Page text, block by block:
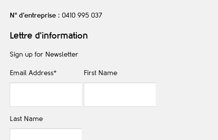
N° d’entreprise : 0410 995 037
Lettre d'information
Sign up for Newsletter
Email Address* First Name
Last Name